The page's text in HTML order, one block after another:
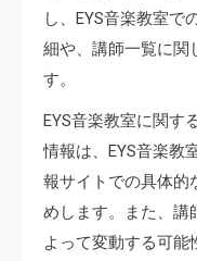
し、EYS音楽教室で
細や、講師一覧に関
す。
EYS音楽教室に関す
情報は、EYS音楽教
報サイトでの具体的
めします。また、講
よって変動する可能